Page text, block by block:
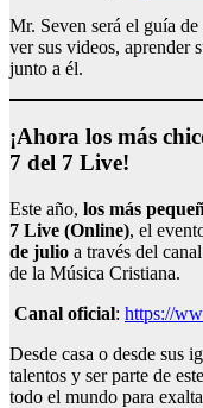
Mr. Seven será el guía
ver sus videos, aprender
junto a él.
¡Ahora los más
7 del 7 Live!
Este año, los más
7 Live (Online), el
de julio a través del
de la Música Cristiana.
Canal oficial: https://
Desde casa o desde sus
talentos y ser parte de
todo el mundo para